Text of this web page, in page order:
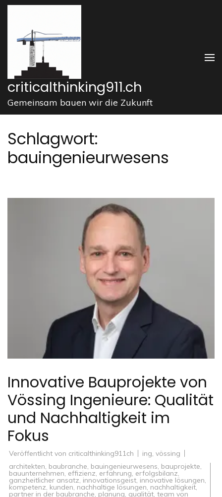
Zum
springen
drücken)
criticalthinking911.ch
Gemeinsam bauen wir die Zukunft
Schlagwort:
bauingenieurwesens
Innovative Bauprojekte von
Vössing Ingenieure: Qualität
und Nachhaltigkeit im
Fokus
Veröffentlicht von criticalthinking911ch ing, vössing
architekten, baubranche, bauingenieurwesens, bauprojekte,
bauunternehmen, effizienz, erfahrung, erfolgsbilanz,
ganzheitlicher ansatz, innovationsgeist, innovative lösungen,
kompetenz, kunden, nachhaltige lösungen, nachhaltigkeit,
partner in der baubranche, planung, qualität, team von